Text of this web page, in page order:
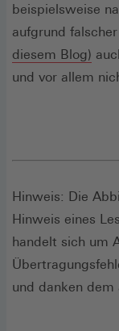
beispielsweise
aufgrund
diesem Blog)
und vor allem
Hinweis: Die
Hinweis eines
handelt sich um
und danken dem